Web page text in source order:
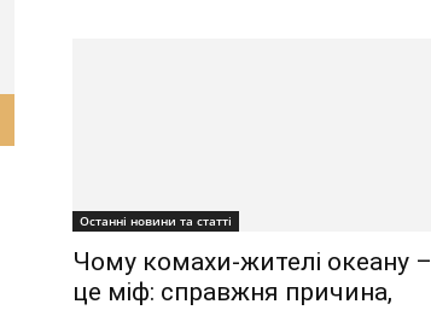
Останні новини та статті
Чому комахи-жителі океану –
це міф: справжня причина,